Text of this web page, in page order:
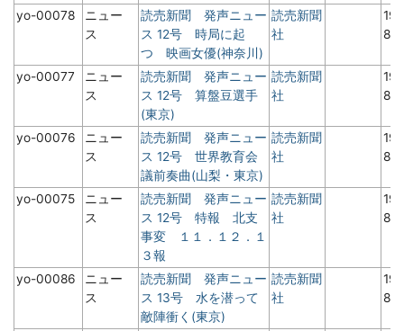
yo-00078
ニュー
ス
読売新聞 発声ニュー
ス 12号 時局に起
つ 映画女優(神奈川)
読売新聞
社
8
yo-00077
ニュー
ス
読売新聞 発声ニュー
ス 12号 算盤豆選手
(東京)
読売新聞
社
8
yo-00076
ニュー
ス
読売新聞 発声ニュー
ス 12号 世界教育会
議前奏曲(山梨・東京)
読売新聞
社
8
yo-00075
ニュー
ス
読売新聞 発声ニュー
ス 12号 特報 北支
事変 １１．１２．１
３報
読売新聞
社
8
yo-00086
ニュー
ス
読売新聞 発声ニュー
ス 13号 水を潜って
敵陣衝く(東京)
読売新聞
社
8